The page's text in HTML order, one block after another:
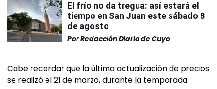
El frío no da tregua: así estará el
tiempo en San Juan este sábado 8
de agosto
PorRedacción Diario de Cuyo
Cabe recordar que la última actualización de precios
se realizó el 21 de marzo, durante la temporada